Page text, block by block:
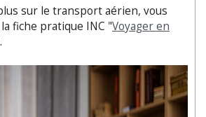
sur le transport aérien, vous
fiche pratique INC "Voyager en